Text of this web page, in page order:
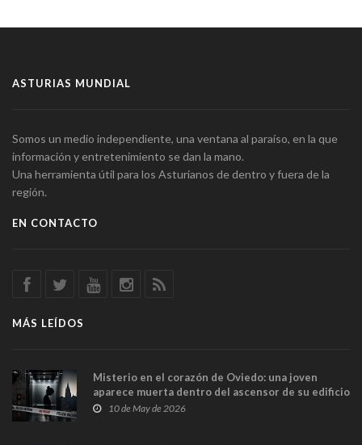
ASTURIAS MUNDIAL
Somos un medio independiente, una ventana al paraíso, en la que
información y entretenimiento se dan la mano.
Una herramienta útil para los Asturianos de dentro y fuera de la
región.
EN CONTACTO
MÁS LEÍDOS
Misterio en el corazón de Oviedo: una joven
aparece muerta dentro del ascensor de su edificio
y las cámaras captan sus últimos minutos
10 de May de 2026